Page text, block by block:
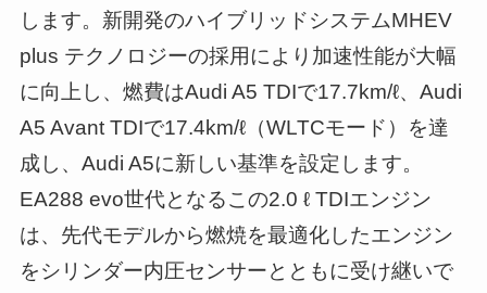
します。新開発のハイブリッドシステムMHEV
plus テクノロジーの採用により加速性能が大幅
に向上し、燃費はAudi A5 TDIで17.7km/ℓ、Audi
A5 Avant TDIで17.4km/ℓ（WLTCモード）を達
成し、Audi A5に新しい基準を設定します。
EA288 evo世代となるこの2.0 ℓ TDIエンジン
は、先代モデルから燃焼を最適化したエンジン
をシリンダー内圧センサーとともに受け継いで